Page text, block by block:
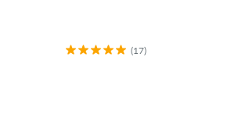
(17)